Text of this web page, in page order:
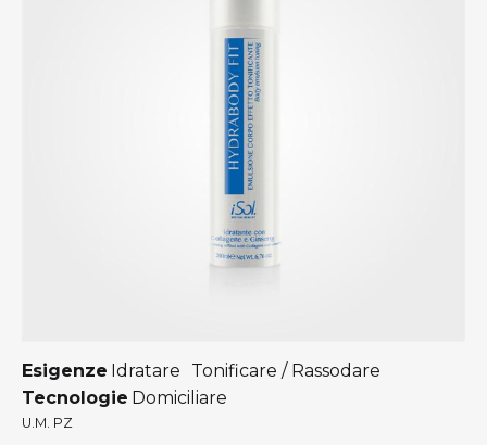
Esigenze Idratare
Tonificare / Rassodare
Tecnologie Domiciliare
U.M. PZ